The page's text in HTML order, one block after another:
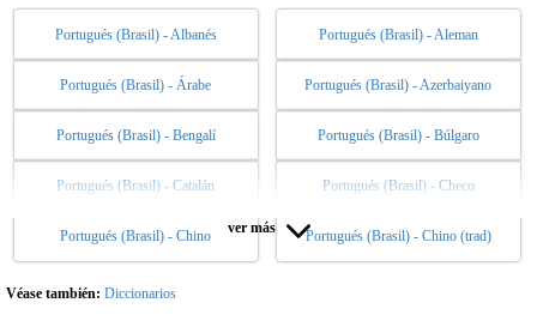
Portugués (Brasil) - Albanés Portugués (Brasil) - Aleman
Portugués (Brasil) - Árabe Portugués (Brasil) - Azerbaiyano
Portugués (Brasil) - Bengalí Portugués (Brasil) - Búlgaro
Portugués (Brasil) - Catalán Portugués (Brasil) - Checo
Portugués (Brasil) - Chino Portugués (Brasil) - Chino (trad)
Portugués (Brasil) - Danés Portugués (Brasil) - Eslovaco
Portugués (Brasil) - Esloveno
ver más
Véase también: Diccionarios